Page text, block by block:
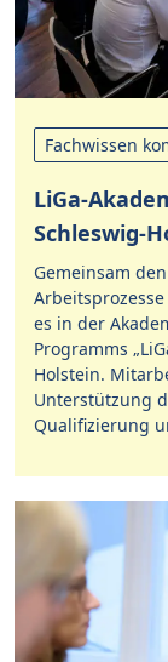
Fachwissen
LiGa-
Schleswig-
Gemeinsam
es in der
Programms
Holstein.
Unterstützung
Qualifizierung